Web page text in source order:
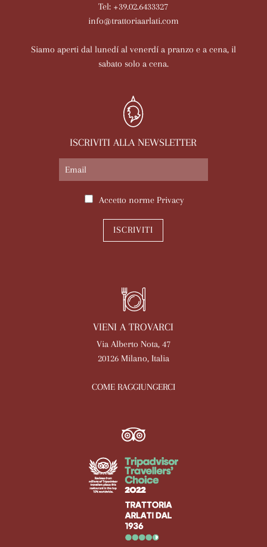
Tel: +39.02.6433327
info@trattoriaarlati.com
Siamo aperti dal lunedí al venerdí a pranzo e a cena, il
sabato solo a cena.
ISCRIVITI ALLA NEWSLETTER
Accetto norme Privacy
ISCRIVITI
VIENI A TROVARCI
Via Alberto Nota, 47
20126 Milano, Italia
COME RAGGIUNGERCI